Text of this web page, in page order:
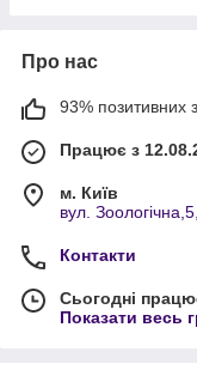
Про нас
93% позитивних з
Працює з
м. Київ
вул.
Контакти
Сьогодні
Показати весь